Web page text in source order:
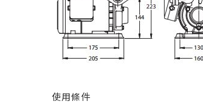
使用條件